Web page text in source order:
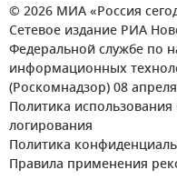
© 2026 МИА «Россия
Сетевое издание РИА
Федеральной службе по
информационных
(Роскомнадзор) 08
Политика
логирования
Политика
Правила применения